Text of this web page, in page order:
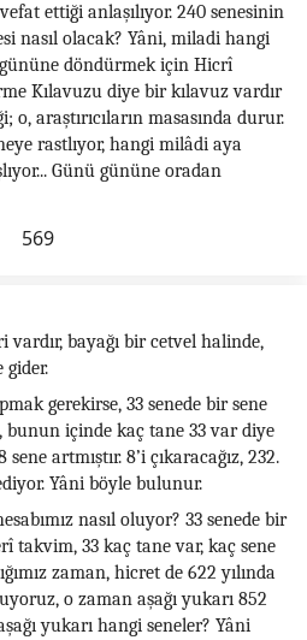
ettiği anlaşılıyor. 240 senesinin
nasıl olacak? Yâni, miladi hangi
döndürmek için Hicrî
Kılavuzu diye bir kılavuz vardır
araştırıcıların masasında durur.
rastlıyor, hangi milâdi aya
Günü gününe oradan
569
vardır, bayağı bir cetvel halinde,
gider.
gerekirse, 33 senede bir sene
bunun içinde kaç tane 33 var diye
sene artmıştır. 8’i çıkaracağız, 232.
Yâni böyle bulunur.
nasıl oluyor? 33 senede bir
takvim, 33 kaç tane var, kaç sene
zaman, hicret de 622 yılında
o zaman aşağı yukarı 852
yukarı hangi seneler? Yâni